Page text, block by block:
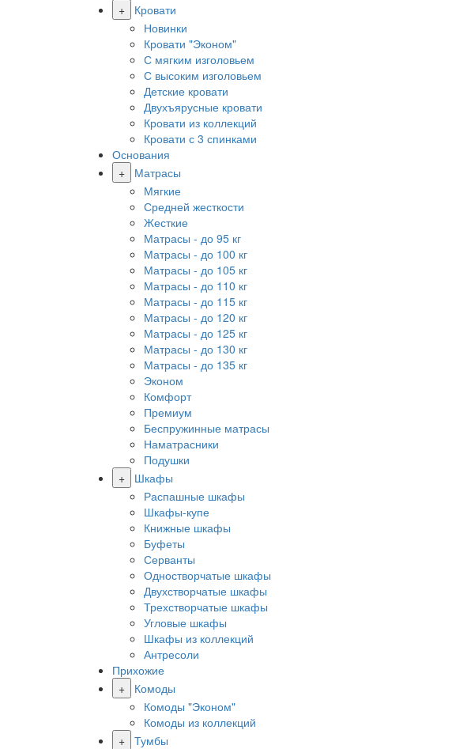
+
Кровати
Новинки
Кровати "Эконом"
С мягким изголовьем
С высоким изголовьем
Детские кровати
Двухъярусные кровати
Кровати из коллекций
Кровати с 3 спинками
Основания
+
Матрасы
Мягкие
Средней жесткости
Жесткие
Матрасы - до 95 кг
Матрасы - до 100 кг
Матрасы - до 105 кг
Матрасы - до 110 кг
Матрасы - до 115 кг
Матрасы - до 120 кг
Матрасы - до 125 кг
Матрасы - до 130 кг
Матрасы - до 135 кг
Эконом
Комфорт
Премиум
Беспружинные матрасы
Наматрасники
Подушки
+
Шкафы
Распашные шкафы
Шкафы-купе
Книжные шкафы
Буфеты
Серванты
Одностворчатые шкафы
Двухстворчатые шкафы
Трехстворчатые шкафы
Угловые шкафы
Шкафы из коллекций
Антресоли
Прихожие
+
Комоды
Комоды "Эконом"
Комоды из коллекций
+ Тумбы